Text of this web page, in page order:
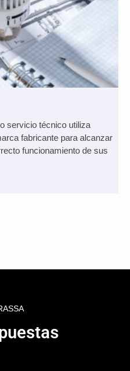
servicio técnico utiliza
fabricante para alcanzar
funcionamiento de sus